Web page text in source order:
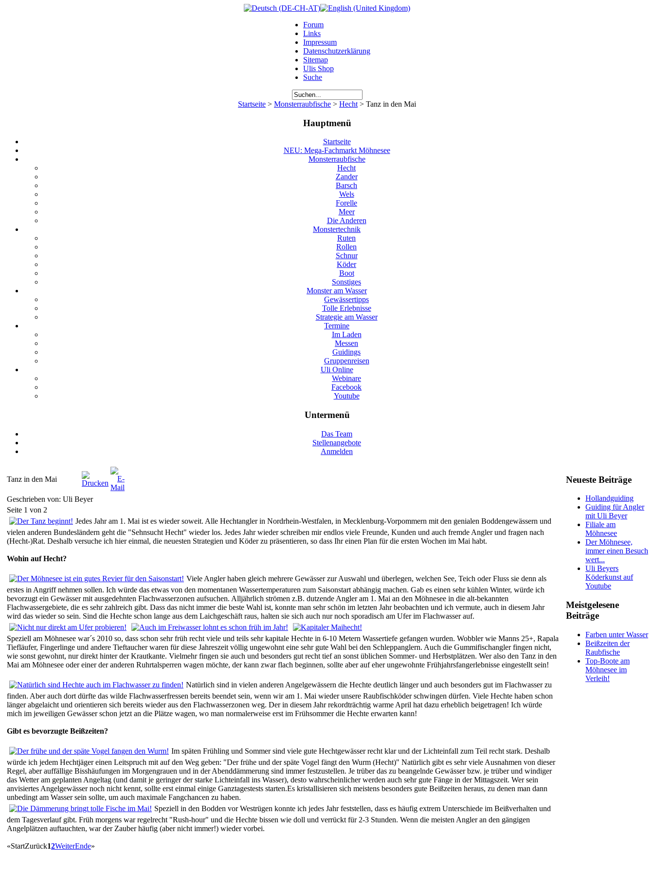
Forum
Links
Impressum
Datenschutzerklärung
Sitemap
Ulis Shop
Suche
Startseite > Monsterraubfische > Hecht > Tanz in den Mai
Hauptmenü
Startseite
NEU: Mega-Fachmarkt Möhnesee
Monsterraubfische
Hecht
Zander
Barsch
Wels
Forelle
Meer
Die Anderen
Monstertechnik
Ruten
Rollen
Schnur
Köder
Boot
Sonstiges
Monster am Wasser
Gewässertipps
Tolle Erlebnisse
Strategie am Wasser
Termine
Im Laden
Messen
Guidings
Gruppenreisen
Uli Online
Webinare
Facebook
Youtube
Untermenü
Das Team
Stellenangebote
Anmelden
Tanz in den Mai
Geschrieben von: Uli Beyer
Seite 1 von 2
Jedes Jahr am 1. Mai ist es wieder soweit. Alle Hechtangler in Nordrhein-Westfalen, in Mecklenburg-Vorpommern mit den genialen Boddengewässern und
vielen anderen Bundesländern geht die "Sehnsucht Hecht" wieder los. Jedes Jahr wieder schreiben mir endlos viele Freunde, Kunden und auch fremde Angler und fragen nach
(Hecht-)Rat. Deshalb versuche ich hier einmal, die neuesten Strategien und Köder zu präsentieren, so dass Ihr einen Plan für die ersten Wochen im Mai habt.
Wohin auf Hecht?
Viele Angler haben gleich mehrere Gewässer zur Auswahl und überlegen, welchen See, Teich oder Fluss sie denn als
erstes in Angriff nehmen sollen. Ich würde das etwas von den momentanen Wassertemperaturen zum Saisonstart abhängig machen. Gab es einen sehr kühlen Winter, würde ich
bevorzugt ein Gewässer mit ausgedehnten Flachwasserzonen aufsuchen. Alljährlich strömen z.B. dutzende Angler am 1. Mai an den Möhnesee in die alt-bekannten
Flachwassergebiete, die es sehr zahlreich gibt. Dass das nicht immer die beste Wahl ist, konnte man sehr schön im letzten Jahr beobachten und ich vermute, auch in diesem Jahr
wird das wieder so sein. Sind die Hechte schon lange aus dem Laichgeschäft raus, halten sie sich auch nur noch sporadisch am Ufer im Flachwasser auf.
Speziell am Möhnesee war´s 2010 so, dass schon sehr früh recht viele und teils sehr kapitale Hechte in 6-10 Metern Wassertiefe gefangen wurden. Wobbler wie Manns 25+, Rapala
Tiefläufer, Fingerlinge und andere Tieftaucher waren für diese Jahreszeit völlig ungewohnt eine sehr gute Wahl bei den Schleppanglern. Auch die Gummifischangler fingen nicht,
wie sonst gewohnt, nur direkt hinter der Krautkante. Vielmehr fingen sie auch und besonders gut recht tief an sonst üblichen Sommer- und Herbstplätzen. Wer also den Tanz in den
Mai am Möhnesee oder einer der anderen Ruhrtalsperren wagen möchte, der kann zwar flach beginnen, sollte aber auf eher ungewohnte Frühjahrsfangerlebnisse eingestellt sein!
Natürlich sind in vielen anderen Angelgewässern die Hechte deutlich länger und auch besonders gut im Flachwasser zu
finden. Aber auch dort dürfte das wilde Flachwasserfressen bereits beendet sein, wenn wir am 1. Mai wieder unsere Raubfischköder schwingen dürfen. Viele Hechte haben schon
länger abgelaicht und orientieren sich bereits wieder aus den Flachwasserzonen weg. Der in diesem Jahr rekordträchtig warme April hat dazu erheblich beigetragen! Ich würde
mich im jeweiligen Gewässer schon jetzt an die Plätze wagen, wo man normalerweise erst im Frühsommer die Hechte erwarten kann!
Gibt es bevorzugte Beißzeiten?
Im späten Frühling und Sommer sind viele gute Hechtgewässer recht klar und der Lichteinfall zum Teil recht stark. Deshalb
würde ich jedem Hechtjäger einen Leitspruch mit auf den Weg geben: "Der frühe und der späte Vogel fängt den Wurm (Hecht)" Natürlich gibt es sehr viele Ausnahmen von dieser
Regel, aber auffällige Bisshäufungen im Morgengrauen und in der Abenddämmerung sind immer festzustellen. Je trüber das zu beangelnde Gewässer bzw. je trüber und windiger
das Wetter am geplanten Angeltag (und damit je geringer der starke Lichteinfall ins Wasser), desto wahrscheinlicher werden auch sehr gute Fänge in der Mittagszeit. Wer sein
anvisiertes Angelgewässer noch nicht kennt, sollte erst einmal einige Ganztagestests starten.Es kristallisieren sich meistens besonders gute Beißzeiten heraus, zu denen man dann
unbedingt am Wasser sein sollte, um auch maximale Fangchancen zu haben.
Speziell in den Bodden vor Westrügen konnte ich jedes Jahr feststellen, dass es häufig extrem Unterschiede im Beißverhalten und
dem Tagesverlauf gibt. Früh morgens war regelrecht "Rush-hour" und die Hechte bissen wie doll und verrückt für 2-3 Stunden. Wenn die meisten Angler an den gängigen
Angelplätzen auftauchten, war der Zauber häufig (aber nicht immer!) wieder vorbei.
«StartZurück12WeiterEnde»
Neueste Beiträge
Hollandguiding
Guiding für Angler
mit Uli Beyer
Filiale am
Möhnesee
Der Möhnesee,
immer einen Besuch
wert...
Uli Beyers
Köderkunst auf
Youtube
Meistgelesene
Beiträge
Farben unter Wasser
Beißzeiten der
Raubfische
Top-Boote am
Möhnesee im
Verleih!